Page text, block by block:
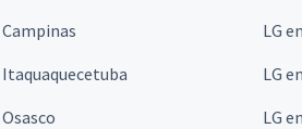
Campinas LG
Itaquaquecetuba LG
LG